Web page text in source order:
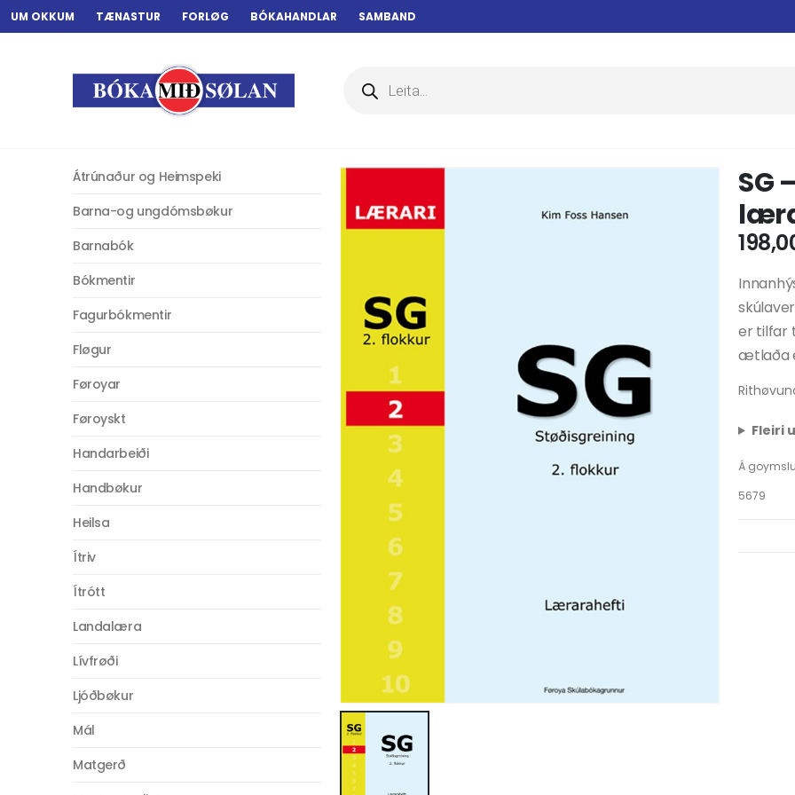
UM OKKUM TÆNASTUR FORLØG BÓKAHANDLAR SAMBAND
search
SG
er tilfar
ætlaða
Fleiri
Á goymslu
5679
Átrúnaður og Heimspeki
Barna-og ungdómsbøkur
Barnabók
Bókmentir
Fagurbókmentir
Fløgur
Føroyar
Føroyskt
Handarbeiði
Handbøkur
Heilsa
Ítriv
Ítrótt
Landalæra
Lívfrøði
Ljóðbøkur
Mál
Matgerð